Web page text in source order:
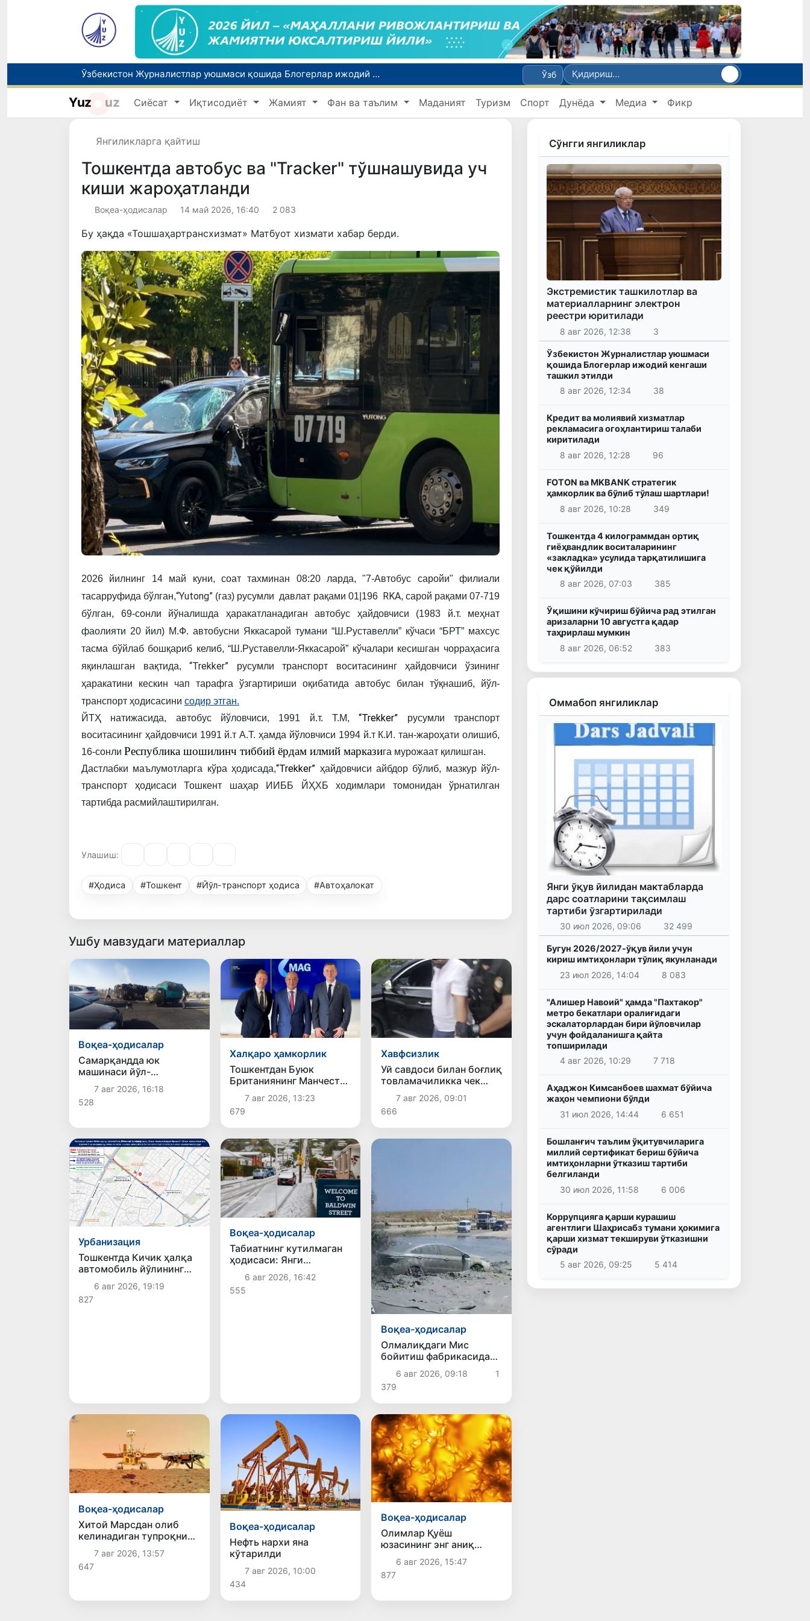
Кредит ва молиявий хизматлар рекламасига огоҳлантириш талаби киритилади
FOTON ва MKBANK стратегик ҳамкорлик ва бўлиб тўлаш шартлари!
Тошкентда 4 килограммдан ортиқ гиёҳвандлик воситаларининг «закладка» усулида тарқатилишига чек қўйилди
Ўзб
Yuz uz Сиёсат Иқтисодиёт Жамият Фан ва таълим Маданият Туризм Спорт Дунёда Медиа Фикр
Янгиликларга қайтиш
Тошкентда автобус ва "Tracker" тўшнашувида уч
киши жароҳатланди
Воқеа-ҳодисалар 14 май 2026, 16:40 2 083
Бу ҳақда «Тошшаҳартрансхизмат» Матбуот хизмати хабар берди.
2026 йилнинг 14 май куни, соат тахминан 08:20 ларда, "7-Автобус саройи"
филиали
тасарруфида бўлган,“Yutong” (газ) русумли давлат рақами 01|196 RKA, сарой рақами 07-719
бўлган,
69-сонли йўналишда ҳаракатланадиган автобус ҳайдовчиси (1983 й.т.
меҳнат
фаолияти 20 йил) М.Ф. автобусни Яккасарой тумани “Ш.Руставелли” кўчаси “БРТ” махсус
тасма бўйлаб бошқариб келиб, “Ш.Руставелли-Яккасарой” кўчалари кесишган чорраҳасига
яқинлашган
вақтида, “Trekker” русумли транспорт воситасининг ҳайдовчиси
ўзининг
ҳаракатини
кескин чап тарафга ўзгартириши оқибатида автобус билан тўқнашиб,
йўл-
транспорт ҳодисасини содир этган.
ЙТҲ
натижасида, автобус йўловчиси, 1991 й.т. Т.М, “Trekker” русумли
транспорт
воситасининг ҳайдовчиси 1991 й.т А.Т. ҳамда йўловчиси 1994 й.т К.И. тан-жароҳати олишиб,
16-сонли Республика шошилинч тиббий ёрдам илмий марказига мурожаат қилишган.
Дастлабки маълумотларга кўра ҳодисада,“Trekker” ҳайдовчиси айбдор бўлиб, мазкур йўл-
транспорт
ҳодисаси Тошкент шаҳар ИИББ ЙҲХБ ходимлари томонидан
ўрнатилган
тартибда расмийлаштирилган.
Улашиш:
#Ҳодиса #Тошкент #Йўл-транспорт ҳодиса #Автоҳалокат
Ушбу мавзудаги материаллар
Воқеа-ҳодисалар
Самарқандда юк
машинаси йўл-
транспорт ҳодисасига
учради, оқибатда
ҳайдовчи ҳалок бўлди
7 авг 2026, 16:18
528
Халқаро ҳамкорлик
Тошкентдан Буюк
Британиянинг Манчестер
шаҳрига тўғридан-тўғри
авиақатновларни йўлга
қўйиш масаласи кўриб
чиқилмоқда
7 авг 2026, 13:23
679
Хавфсизлик
Уй савдоси билан боғлиқ
товламачиликка чек
қўйилди
7 авг 2026, 09:01
666
Урбанизация
Тошкентда Кичик ҳалқа
автомобиль йўлининг
бир қисмида ҳаракат
вақтинча чекланади
6 авг 2026, 19:19
827
Воқеа-ҳодисалар
Табиатнинг кутилмаган
ҳодисаси: Янги
Зеландияга қалин қор
ёғди6 авг 2026, 16:42
555
Воқеа-ҳодисалар
Олмалиқдаги Мис
бойитиш фабрикасида
магистрал қувур ёрилди
6 авг 2026, 09:18
1
379
Воқеа-ҳодисалар
Хитой Марсдан олиб
келинадиган тупроқни
ўрганиш учун махсус
лаборатория қуради
7 авг 2026, 13:57
647
Воқеа-ҳодисалар
Нефть нархи яна
кўтарилди
7 авг 2026, 10:00
434
Воқеа-ҳодисалар
Олимлар Қуёш
юзасининг энг аниқ
тасвирларини эълон
қилишди
6 авг 2026, 15:47
877
Сўнгги янгиликлар
Экстремистик ташкилотлар ва
материалларнинг электрон
реестри юритилади
8 авг 2026, 12:38 3
Ўзбекистон Журналистлар уюшмаси
қошида Блогерлар ижодий кенгаши
ташкил этилди
8 авг 2026, 12:34
38
Кредит ва молиявий хизматлар
рекламасига огоҳлантириш талаби
киритилади
8 авг 2026, 12:28
96
FOTON ва MKBANK стратегик
ҳамкорлик ва бўлиб тўлаш шартлари!
8 авг 2026, 10:28
349
Тошкентда 4 килограммдан ортиқ
гиёҳвандлик воситаларининг
«закладка» усулида тарқатилишига
чек қўйилди
8 авг 2026, 07:03
385
Ўқишини кўчириш бўйича рад этилган
аризаларни 10 августга қадар
таҳрирлаш мумкин
8 авг 2026, 06:52
383
Оммабоп янгиликлар
Янги ўқув йилидан мактабларда
дарс соатларини тақсимлаш
тартиби ўзгартирилади
30 июл 2026, 09:06 32 499
Бугун 2026/2027-ўқув йили учун
кириш имтиҳонлари тўлиқ якунланади
23 июл 2026, 14:04
8 083
"Алишер Навоий" ҳамда "Пахтакор"
метро бекатлари оралиғидаги
эскалаторлардан бири йўловчилар
учун фойдаланишга қайта
топширилади
4 авг 2026, 10:29
7 718
Аҳаджон Кимсанбоев шахмат бўйича
жаҳон чемпиони бўлди
31 июл 2026, 14:44
6 651
Бошланғич таълим ўқитувчиларига
миллий сертификат бериш бўйича
имтиҳонларни ўтказиш тартиби
белгиланди
30 июл 2026, 11:58
6 006
Коррупцияга қарши курашиш
агентлиги Шаҳрисабз тумани ҳокимига
қарши хизмат текшируви ўтказишни
сўради
5 авг 2026, 09:25
5 414